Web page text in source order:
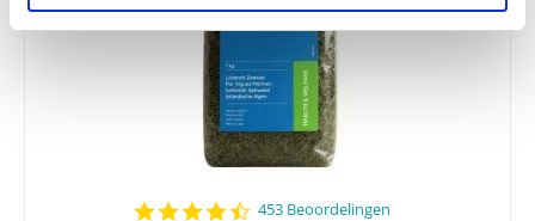
4.5
453 Beoordelingen